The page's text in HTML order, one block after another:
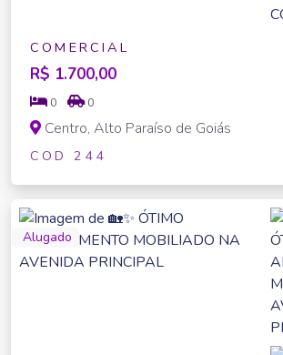
COMERCIAL
R$ 1.700,00
0 0
Centro, Alto Paraíso de Goiás
COD 244
Alugado